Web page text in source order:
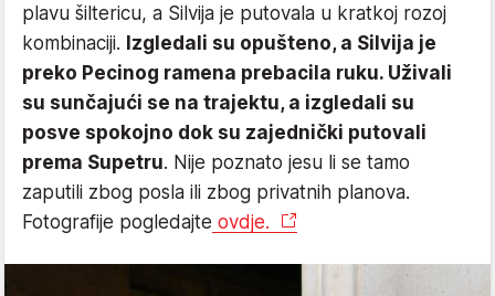
plavu šiltericu, a Silvija je putovala u kratkoj rozoj
kombinaciji. Izgledali su opušteno, a Silvija je
preko Pecinog ramena prebacila ruku. Uživali
su sunčajući se na trajektu, a izgledali su
posve spokojno dok su zajednički putovali
prema Supetru. Nije poznato jesu li se tamo
zaputili zbog posla ili zbog privatnih planova.
Fotografije pogledajte ovdje.